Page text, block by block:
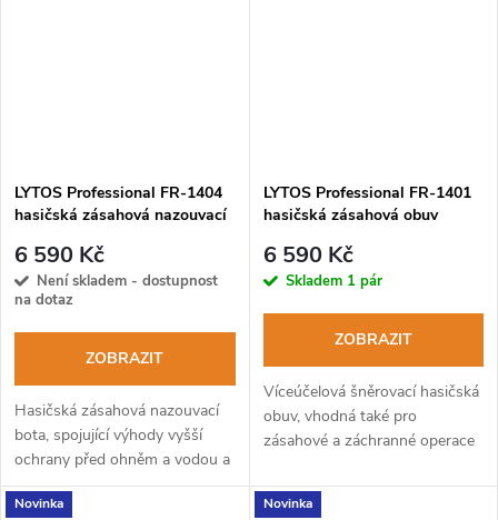
LYTOS Professional FR-1404
hasičská zásahová nazouvací
6 590 Kč
Není skladem - dostupnost
na dotaz
ZOBRAZIT
Hasičská zásahová nazouvací
bota, spojující výhody vyšší
ochrany před ohněm a vodou a
lépe odvětrávaných nohou.
LYTOS Professional FR-1401
hasičská zásahová obuv
6 590 Kč
Skladem 1 pár
ZOBRAZIT
Víceúčelová šněrovací hasičská
obuv, vhodná také pro
zásahové a záchranné operace
20344:2021 a 20345:2022.
Novinka Novinka